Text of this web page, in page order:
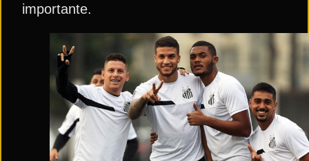
importante.